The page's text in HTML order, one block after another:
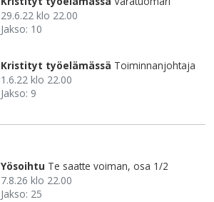
29.6.22 klo 22.00
Jakso: 10
Kristityt työelämässä Toiminnanjohtaja
1.6.22 klo 22.00
Jakso: 9
Yösoihtu Te saatte voiman, osa 1/2
7.8.26 klo 22.00
Jakso: 25